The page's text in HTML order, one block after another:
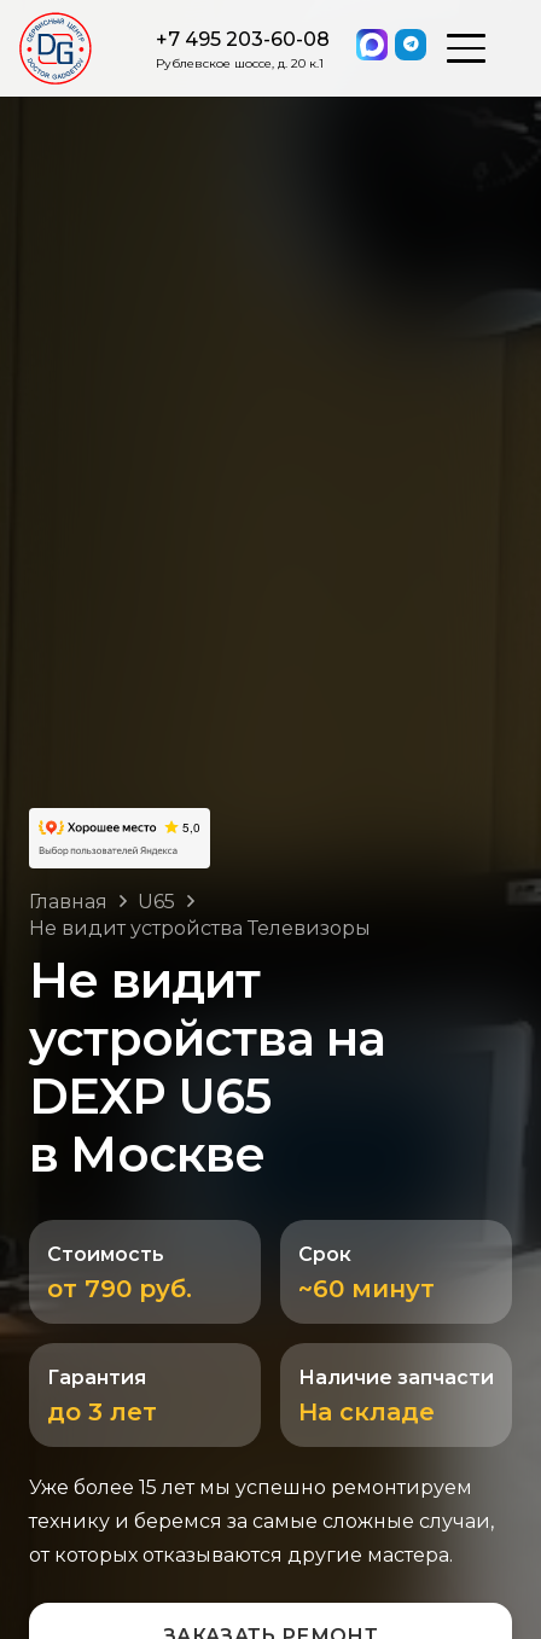
+7 495 203-60-08
Рублевское шоссе, д. 20 к.1
Главная
U65
Не видит устройства Телевизоры
Не видит
устройства на
DEXP U65
в Москве
Стоимость
от 790 руб.
Срок
~60 минут
Гарантия
до 3 лет
Наличие запчасти
На складе
Уже более 15 лет мы успешно ремонтируем
технику и беремся за самые сложные случаи,
от которых отказываются другие мастера.